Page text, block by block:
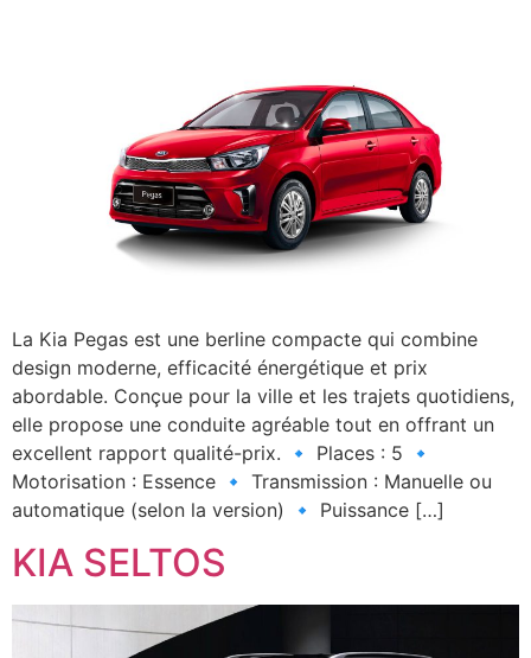
La Kia Pegas est une berline compacte qui combine
design moderne, efficacité énergétique et prix
abordable. Conçue pour la ville et les trajets quotidiens,
elle propose une conduite agréable tout en offrant un
excellent rapport qualité-prix. 🔹 Places : 5 🔹
Motorisation : Essence 🔹 Transmission : Manuelle ou
automatique (selon la version) 🔹 Puissance […]
KIA SELTOS